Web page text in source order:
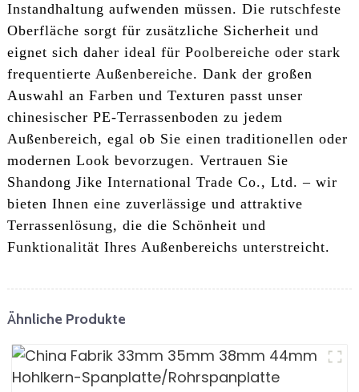
Instandhaltung aufwenden müssen. Die rutschfeste
Oberfläche sorgt für zusätzliche Sicherheit und
eignet sich daher ideal für Poolbereiche oder stark
frequentierte Außenbereiche. Dank der großen
Auswahl an Farben und Texturen passt unser
chinesischer PE-Terrassenboden zu jedem
Außenbereich, egal ob Sie einen traditionellen oder
modernen Look bevorzugen. Vertrauen Sie
Shandong Jike International Trade Co., Ltd. – wir
bieten Ihnen eine zuverlässige und attraktive
Terrassenlösung, die die Schönheit und
Funktionalität Ihres Außenbereichs unterstreicht.
Ähnliche Produkte